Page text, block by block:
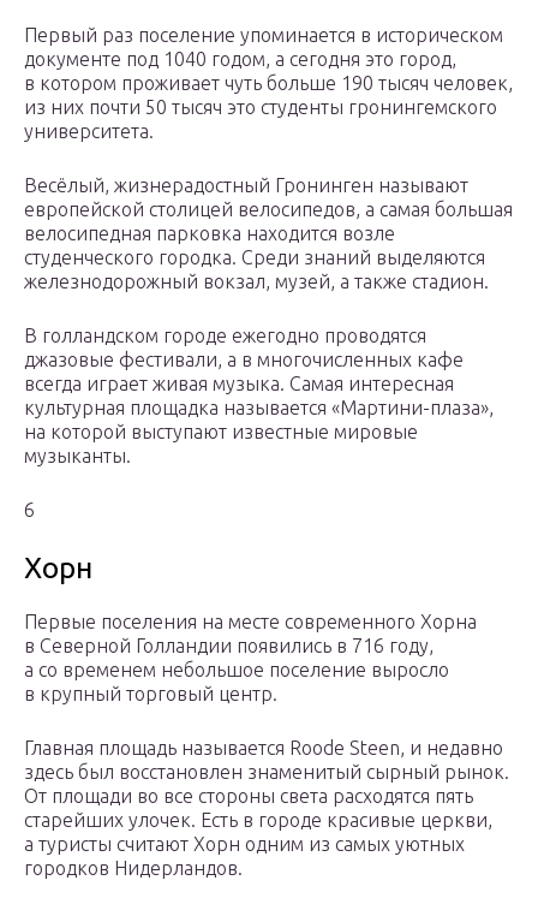
Первый раз поселение упоминается в историческом
документе под 1040 годом, а сегодня это город,
в котором проживает чуть больше 190 тысяч человек,
из них почти 50 тысяч это студенты гронингемского
университета.
Весёлый, жизнерадостный Гронинген называют
европейской столицей велосипедов, а самая большая
велосипедная парковка находится возле
студенческого городка. Среди знаний выделяются
железнодорожный вокзал, музей, а также стадион.
В голландском городе ежегодно проводятся
джазовые фестивали, а в многочисленных кафе
всегда играет живая музыка. Самая интересная
культурная площадка называется «Мартини-плаза»,
на которой выступают известные мировые
музыканты.
6
Хорн
Первые поселения на месте современного Хорна
в Северной Голландии появились в 716 году,
а со временем небольшое поселение выросло
в крупный торговый центр.
Главная площадь называется Roode Steen, и недавно
здесь был восстановлен знаменитый сырный рынок.
От площади во все стороны света расходятся пять
старейших улочек. Есть в городе красивые церкви,
а туристы считают Хорн одним из самых уютных
городков Нидерландов.